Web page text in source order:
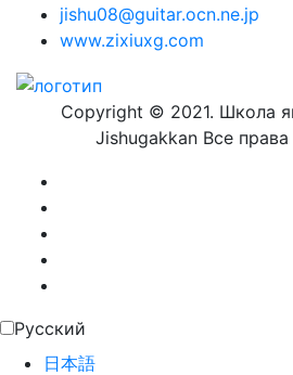
jishu08@guitar.ocn.ne.jp
www.zixiuxg.com
Copyright © 2021. Школа
Jishugakkan Все
Русский
日本語